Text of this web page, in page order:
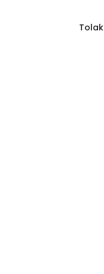
Tolak